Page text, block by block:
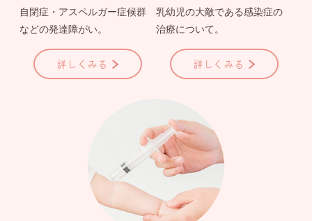
自閉症・アスペルガー症候群
などの発達障がい。
詳しくみる
乳幼児の大敵である感染症の
治療について。
詳しくみる